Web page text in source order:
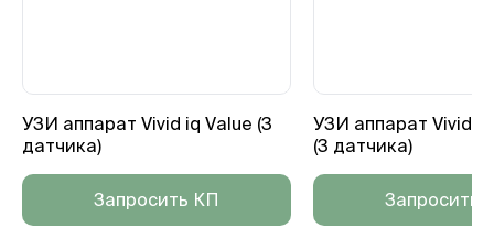
УЗИ аппарат Vivid iq Value (3
датчика)
Запросить КП
УЗИ аппарат Vivid
(3 датчика)
Запросить